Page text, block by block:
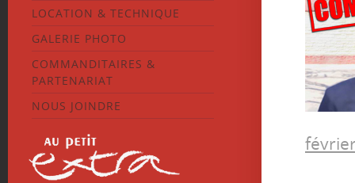
LOCATION & TECHNIQUE
GALERIE PHOTO
COMMANDITAIRES &
PARTENARIAT
NOUS JOINDRE